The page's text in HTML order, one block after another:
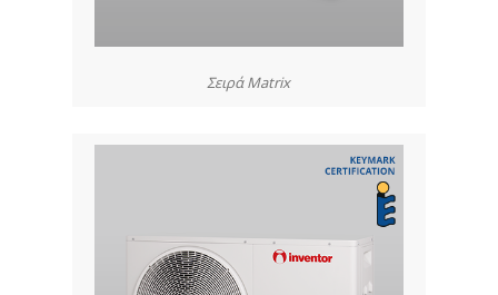
Σειρά Matrix